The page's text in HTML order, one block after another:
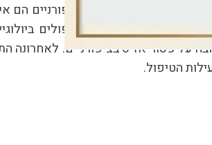
נגעים עוריים ובציפורניים
סטרואידיים ישנם גם טיפולים
פסוריאזיס בציפורניים. לאחרונה
הטיפול.